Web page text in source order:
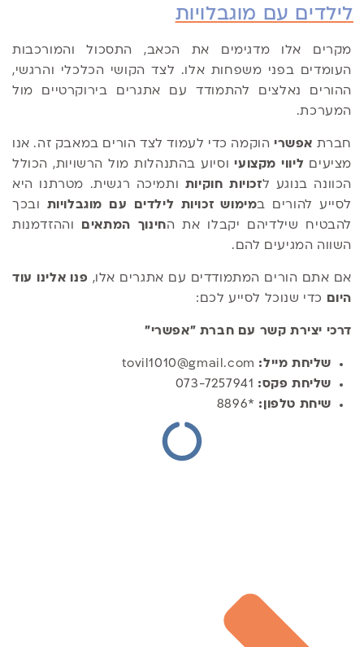
לילדים עם מוגבלויות
מקרים אלו מדגימים את הכאב, התסכול והמורכבות
העומדים בפני משפחות אלו. לצד הקושי הכלכלי והרגשי,
ההורים נאלצים להתמודד עם אתגרים בירוקרטיים מול
המערכת.
חברת אפשרי הוקמה כדי לעמוד לצד הורים במאבק זה. אנו
מציעים ליווי מקצועי וסיוע בהתנהלות מול הרשויות, הכולל
הכוונה בנוגע לזכויות חוקיות ותמיכה רגשית. מטרתנו היא
לסייע להורים במימוש זכויות לילדים עם מוגבלויות ובכך
להבטיח שילדיהם יקבלו את החינוך המתאים וההזדמנות
השווה המגיעים להם.
אם אתם הורים המתמודדים עם אתגרים אלו, פנו אלינו עוד
היום כדי שנוכל לסייע לכם:
דרכי יצירת קשר עם חברת "אפשרי"
שליחת מייל:
שליחת פקס:
שיחת טלפון: *8896